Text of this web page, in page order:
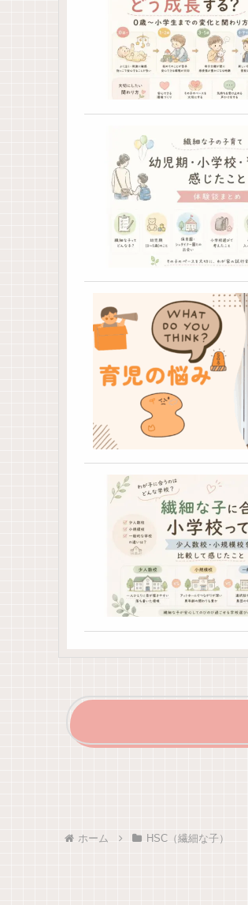
ホーム HSC（繊細な子）